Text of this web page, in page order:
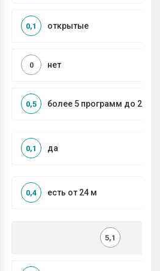
открытые
0,1
нет
0
более 5 программ до 2 км
0,5
да
0,1
есть от 24 м
0,4
5,1